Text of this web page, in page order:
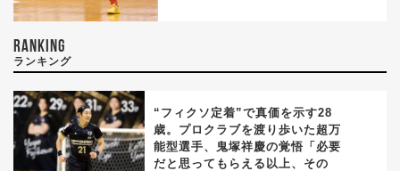
RANKING
ランキング
“フィクソ定着”で真価を示す28
歳。プロクラブを渡り歩いた超万
能型選手、鬼塚祥慶の覚悟「必要
だと思ってもらえる以上、その